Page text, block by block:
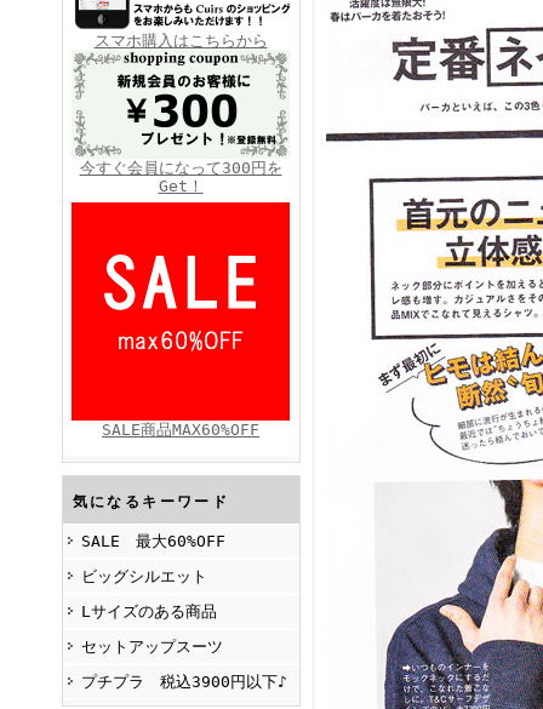
FINEBOYS2025年5月号
FINEBOYS2025年4月号
スマホ購入はこちらから
今すぐ会員になって300円を
Get！
SALE商品MAX60%OFF
気になるキーワード
SALE 最大60%OFF
ビッグシルエット
Lサイズのある商品
セットアップスーツ
プチプラ 税込3900円以下♪